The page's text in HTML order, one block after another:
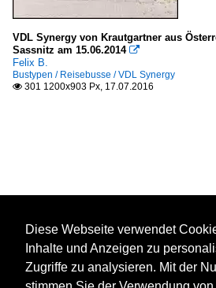
VDL Synergy von Krautgartner aus
Sassnitz am 15.06.2014 
Felix B.
Bustypen / Reisebusse / VDL Synergy
 301 1200x903 Px, 17.07.2016
Diese Webseite verwendet
Inhalte und Anzeigen zu
Zugriffe zu analysieren. Mit der